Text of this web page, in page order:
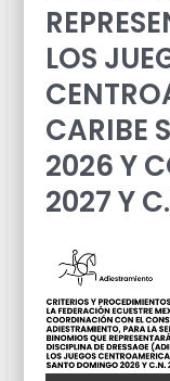
LOS
CARIBE
2026 Y
2027 Y